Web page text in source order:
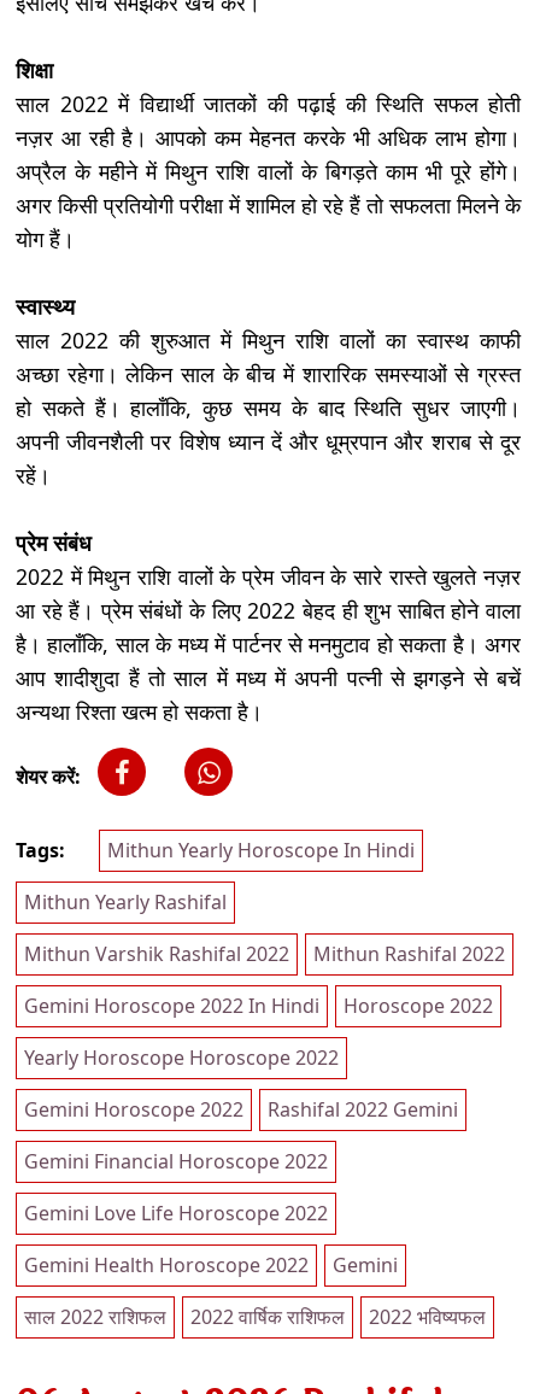
शिक्षा
साल 2022 में विद्यार्थी जातकों की पढ़ाई की स्थिति सफल होती
नज़र आ रही है। आपको कम मेहनत करके भी अधिक लाभ होगा।
अप्रैल के महीने में मिथुन राशि वालों के बिगड़ते काम भी पूरे होंगे।
अगर किसी प्रतियोगी परीक्षा में शामिल हो रहे हैं तो सफलता मिलने के
योग हैं।
स्वास्थ्य
साल 2022 की शुरुआत में मिथुन राशि वालों का स्वास्थ काफी
अच्छा रहेगा। लेकिन साल के बीच में शारारिक समस्याओं से ग्रस्त
हो सकते हैं। हालाँकि, कुछ समय के बाद स्थिति सुधर जाएगी।
अपनी जीवनशैली पर विशेष ध्यान दें और धूम्रपान और शराब से दूर
रहें।
प्रेम संबंध
2022 में मिथुन राशि वालों के प्रेम जीवन के सारे रास्ते खुलते नज़र
आ रहे हैं। प्रेम संबंधों के लिए 2022 बेहद ही शुभ साबित होने वाला
है। हालाँकि, साल के मध्य में पार्टनर से मनमुटाव हो सकता है। अगर
आप शादीशुदा हैं तो साल में मध्य में अपनी पत्नी से झगड़ने से बचें
अन्यथा रिश्ता खत्म हो सकता है।
शेयर करें:
Tags:
Mithun Yearly Horoscope In Hindi
Mithun Yearly Rashifal
Mithun Varshik Rashifal 2022
Mithun Rashifal 2022
Gemini Horoscope 2022 In Hindi
Horoscope 2022
Yearly Horoscope Horoscope 2022
Gemini Horoscope 2022
Rashifal 2022 Gemini
Gemini Financial Horoscope 2022
Gemini Love Life Horoscope 2022
Gemini Health Horoscope 2022
Gemini
साल 2022 राशिफल
2022 वार्षिक राशिफल 2022 भविष्यफल